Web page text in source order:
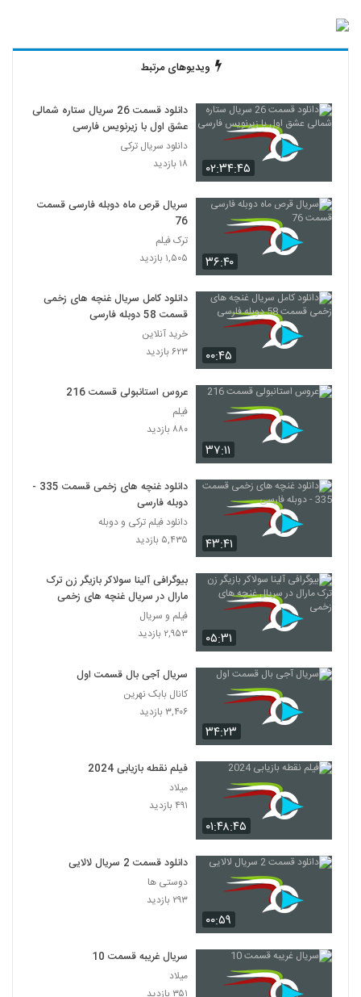
ویدیوهای مرتبط
۰۲:۳۴:۴۵
دانلود قسمت 26 سریال ستاره شمالی
عشق اول با زیرنویس فارسی
دانلود سریال ترکی
۱۸ بازدید
۳۶:۴۰
سریال قرص ماه دوبله فارسی قسمت
76
ترک فیلم
۱,۵۰۵ بازدید
۰۰:۴۵
دانلود کامل سریال غنچه های زخمی
قسمت 58 دوبله فارسی
خرید آنلاین
۶۲۳ بازدید
۳۷:۱۱
عروس استانبولی قسمت 216
فیلم
۸۸۰ بازدید
۴۳:۴۱
دانلود غنچه های زخمی قسمت 335 -
دوبله فارسی
دانلود فیلم ترکی و دوبله
۵,۴۳۵ بازدید
۰۵:۳۱
بیوگرافی آلینا سولاکر بازیگر زن ترک
مارال در سریال غنچه های زخمی
فیلم و سریال
۲,۹۵۳ بازدید
۳۴:۲۳
سریال آجی بال قسمت اول
کانال بابک نهرین
۳,۴۰۶ بازدید
۰۱:۴۸:۴۵
فیلم نقطه بازیابی 2024
میلاد
۴۹۱ بازدید
۰۰:۵۹
دانلود قسمت 2 سریال لالایی
دوستی ها
۲۹۳ بازدید
سریال غریبه قسمت 10
میلاد
۳۵۱ بازدید